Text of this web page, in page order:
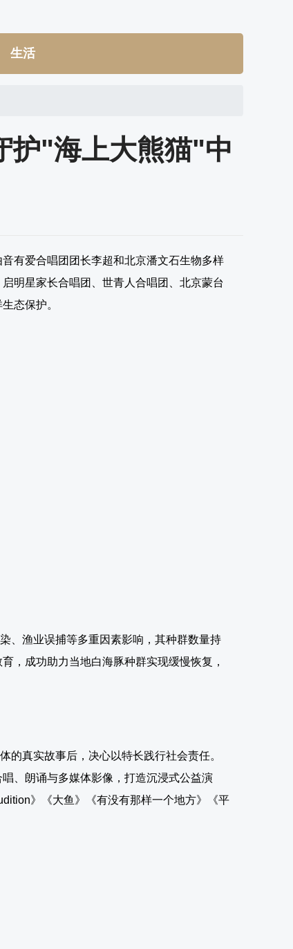
生活
护"海上大熊猫"中
有爱合唱团团长李超和北京潘文石生物多样
明星家长合唱团、世青人合唱团、北京蒙台
态保护。
、渔业误捕等多重因素影响，其种群数量持
，成功助力当地白海豚种群实现缓慢恢复，
真实故事后，决心以特长践行社会责任。
、朗诵与多媒体影像，打造沉浸式公益演
》《大鱼》《有没有那样一个地方》《平